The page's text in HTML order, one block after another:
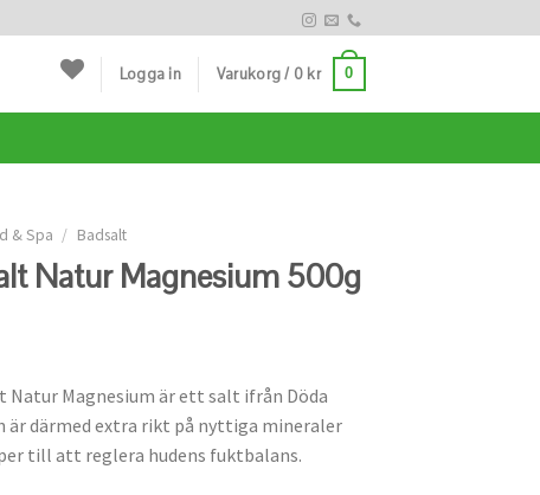
Logga in Varukorg / 0 kr 0
& Spa / Badsalt
Natur Magnesium 500g
Natur Magnesium är ett salt ifrån Döda
är därmed extra rikt på nyttiga mineraler
till att reglera hudens fuktbalans.